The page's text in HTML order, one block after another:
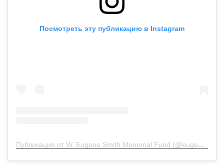
Посмотреть эту публикацию в Instagram
Публикация от W. Eugene Smith Memorial Fund (@eugenesmithfund)